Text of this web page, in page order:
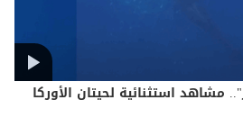
استثنائية لحيتان الأوركا